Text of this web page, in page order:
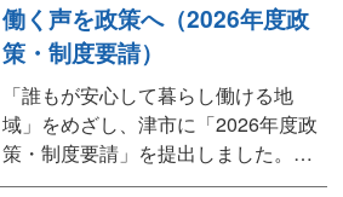
冷えこむ中、多くの方に受け取っ
ていただきました。 応援弁士に
は、連合三重の番条会長、橋本副
会長をはじめ、舟橋・杉本・川口
各県議、岩脇・佐藤...
働く声を政策へ（2026年度政
策・制度要請）
「誰もが安心して暮らし働ける地
域」をめざし、津市に「2026年度政
策・制度要請」を提出しました。地
域経済、働き方改革、子育て支援、